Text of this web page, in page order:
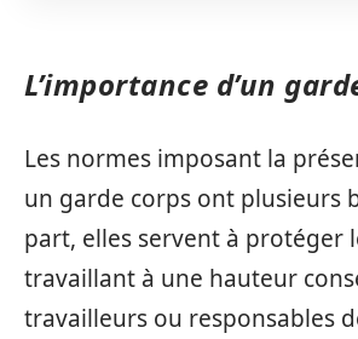
L’importance d’un
Les normes imposant la
un garde corps ont plusieurs
part, elles servent à protéger
travaillant à une hauteur
travailleurs ou responsables